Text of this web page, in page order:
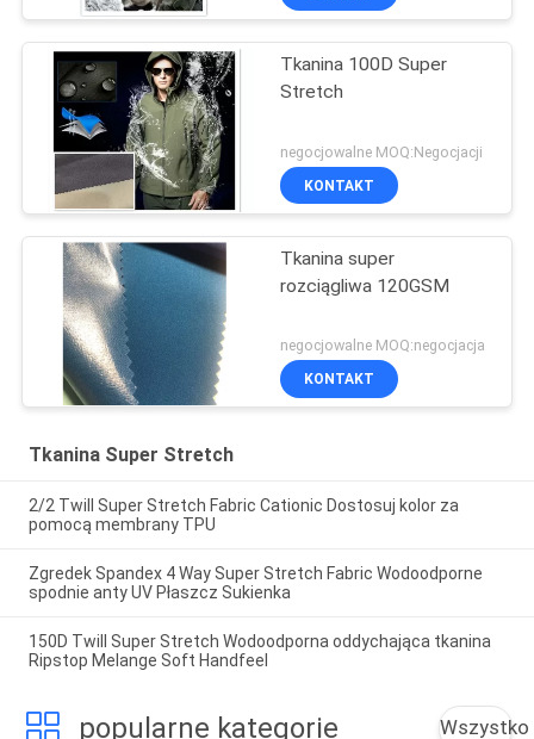
Tkanina 100D Super
Stretch
negocjowalne MOQ:Negocjacji
KONTAKT
Tkanina super
rozciągliwa 120GSM
negocjowalne MOQ:negocjacja
KONTAKT
Tkanina Super Stretch
2/2 Twill Super Stretch Fabric Cationic Dostosuj kolor za
pomocą membrany TPU
Zgredek Spandex 4 Way Super Stretch Fabric Wodoodporne
spodnie anty UV Płaszcz Sukienka
150D Twill Super Stretch Wodoodporna oddychająca tkanina
Ripstop Melange Soft Handfeel
popularne kategorie Wszystko